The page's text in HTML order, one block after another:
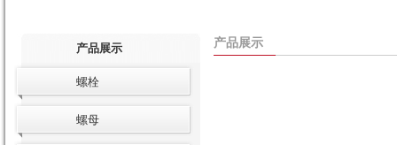
产品展示
产品展示
螺栓
螺母